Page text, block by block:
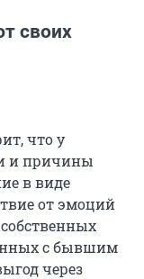
своих
что у
и причины
в виде
от эмоций
с бывшим
через